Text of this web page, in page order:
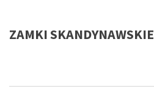
ZAMKI SKANDYNAWSKIE